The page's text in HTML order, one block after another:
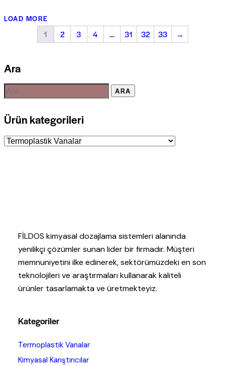
LOAD MORE
1 2 3 4 … 31 32 33 →
Ara
Ürün kategorileri
FİLDOS kimyasal dozajlama sistemleri alanında
yenilikçi çözümler sunan lider bir firmadır. Müşteri
memnuniyetini ilke edinerek, sektörümüzdeki en son
teknolojileri ve araştırmaları kullanarak kaliteli
ürünler tasarlamakta ve üretmekteyiz.
Kategoriler
Termoplastik Vanalar
Kimyasal Karıştırıcılar